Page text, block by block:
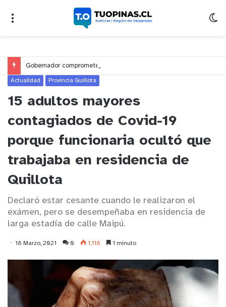
Actualidad Provincia Quillota
15 adultos mayores
contagiados de Covid-19
porque funcionaria ocultó que
trabajaba en residencia de
Quillota
Declaró estar cesante cuando le realizaron el
exámen, pero se desempeñaba en residencia de
larga estadía de calle Maipú.
18 Marzo, 2021 0 1,118 1 minuto